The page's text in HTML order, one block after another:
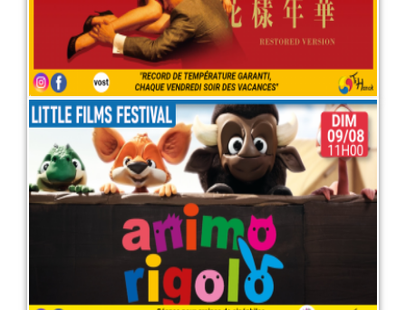
Little films festival : Animo
rigolo
9 août 2026
LIRE PLUS